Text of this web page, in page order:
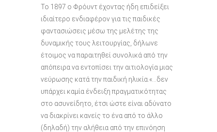
To 1897 ο Φρόυντ έχοντας ήδη επιδείξει
ιδιαίτερο ενδιαφέρον για τις παιδικές
φαντασιώσεις μέσω της μελέτης της
δυναμικής τους λειτουργίας, δήλωνε
έτοιμος να παραιτηθεί συνολικά από την
απόπειρα να εντοπίσει την αιτιολογία μιας
νεύρωσης κατά την παιδική ηλικία.«…δεν
υπάρχει καμία ένδειξη πραγματικότητας
στο ασυνείδητο, έτσι ώστε είναι αδύνατο
να διακρίνει κανείς το ένα από το άλλο
(δηλαδή) την αλήθεια από την επινόηση